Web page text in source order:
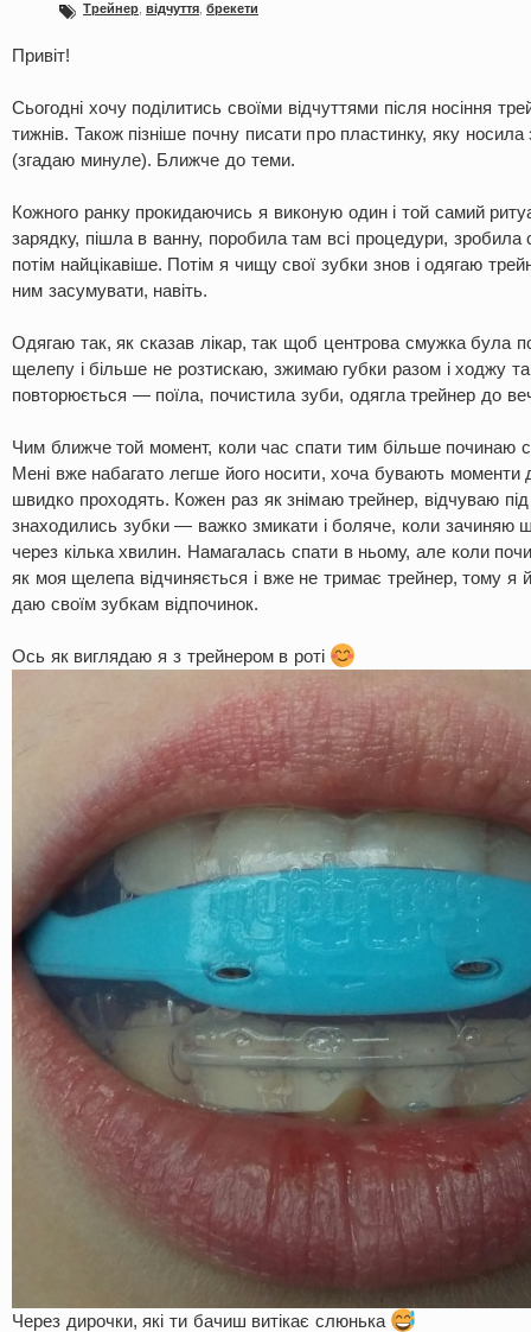
Трейнер відчуття брекети
Привіт!
Сьогодні хочу поділитись своїми відчуттями після носіння
тижнів. Також пізніше почну писати про пластинку, яку носила
(згадаю минуле). Ближче до теми.
Кожного ранку прокидаючись я виконую один і той самий
зарядку, пішла в ванну, поробила там всі процедури, зробила
потім найцікавіше. Потім я чищу свої зубки знов і одягаю
ним засумувати, навіть.
Одягаю так, як сказав лікар, так щоб центрова смужка була
щелепу і більше не розтискаю, зжимаю губки разом і ходжу
повторюється — поїла, почистила зуби, одягла трейнер до
Чим ближче той момент, коли час спати тим більше починаю
Мені вже набагато легше його носити, хоча бувають моменти
швидко проходять. Кожен раз як знімаю трейнер, відчуваю
знаходились зубки — важко змикати і боляче, коли зачиняю
через кілька хвилин. Намагалась спати в ньому, але коли
як моя щелепа відчиняється і вже не тримає трейнер, тому я
даю своїм зубкам відпочинок.
Ось як виглядаю я з трейнером в роті
Через дирочки, які ти бачиш витікає слюнька